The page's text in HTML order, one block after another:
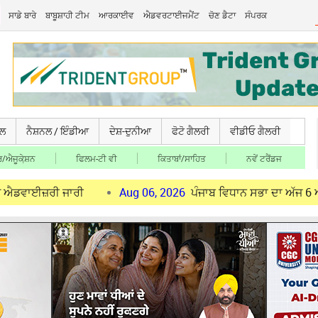
ਸਾਡੇ ਬਾਰੇ ਬਾਬੂਸ਼ਾਹੀ ਟੀਮ ਆਰਕਾਈਵ ਐਡਵਰਟਾਈਜਮੈਂਟ ਚੋਣ ਡੈਟਾ ਸੰਪਰਕ
ਨੈਸ਼ਨਲ / ਇੰਡੀਆ ਦੇਸ਼-ਦੁਨੀਆ ਫੋਟੋ ਗੈਲਰੀ ਵੀਡੀਓ ਗੈਲਰੀ
ਐਜੂਕੇ਼ਸ਼ਨ ਫਿਲਮ-ਟੀ ਵੀ ਕਿਤਾਬਾਂ/ਸਾਹਿਤ ਨਵੇਂ ਟਰੈਂਡਜ
Aug 06, 2026 ਪੰਜਾਬ ਵਿਧਾਨ ਸਭਾ ਦਾ ਅੱਜ 6 ਅਗਸਤ ਨੂੰ